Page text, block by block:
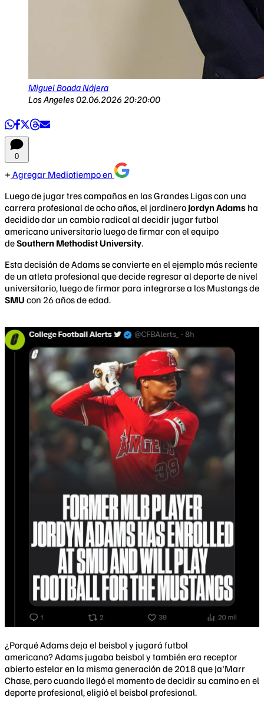
Miguel Boada Nájera
Los Angeles02.06.2026 20:20:00
0
Agregar Mediotiempo en
Luego de jugar tres campañas en las Grandes Ligas con una
carrera profesional de ocho años, el jardinero Jordyn Adams ha
decidido dar un cambio radical al decidir jugar futbol
americano universitario luego de firmar con el equipo
deSouthern Methodist University.
Esta decisión de Adams se convierte en el ejemplo más reciente
de un atleta profesional que decide regresar al deporte de nivel
universitario, luego de firmar para integrarse a los Mustangs de
SMU con 26 años de edad.
​¿Porqué Adams deja el beisbol y jugará futbol
americano? Adams jugaba beisbol y también era receptor
abierto estelar en la misma generación de 2018 que Ja'Marr
Chase, pero cuando llegó el momento de decidir su camino en el
deporte profesional, eligió el beisbol profesional.